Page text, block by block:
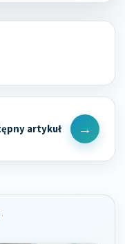
Next
Post